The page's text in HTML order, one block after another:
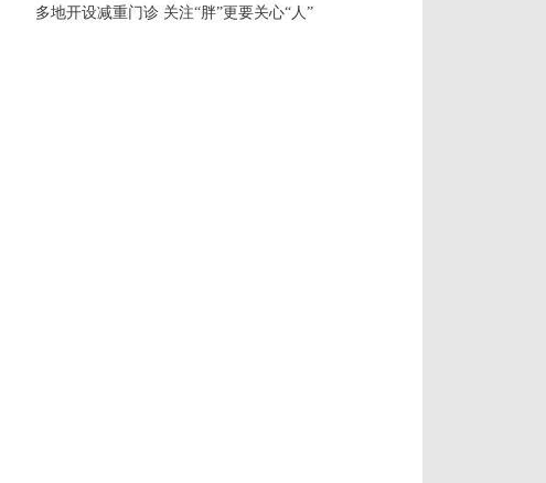
多地开设减重门诊 关注“胖”更要关心“人”